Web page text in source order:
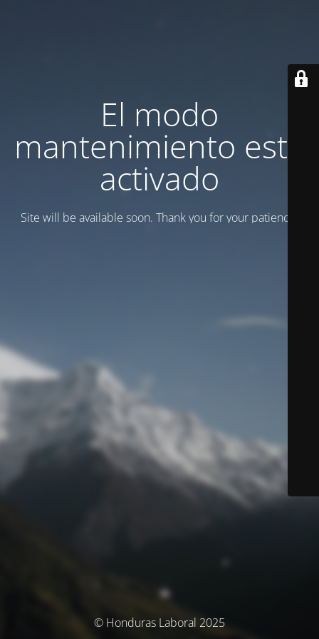
El modo
mantenimiento está
activado
Site will be available soon. Thank you for your patience!
© Honduras Laboral 2025